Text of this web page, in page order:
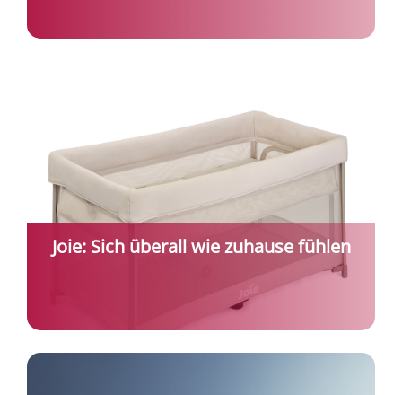
Joie: Sich überall wie zuhause fühlen